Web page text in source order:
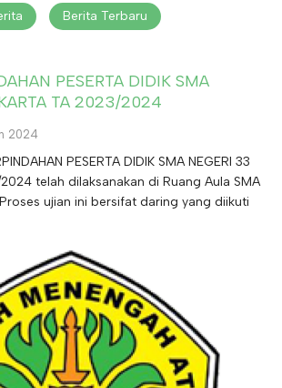
Berita Terbaru
PESERTA DIDIK SMA
TA 2023/2024
2024
PESERTA DIDIK SMA NEGERI 33
2024 telah dilaksanakan di Ruang Aula SMA
ujian ini bersifat daring yang diikuti